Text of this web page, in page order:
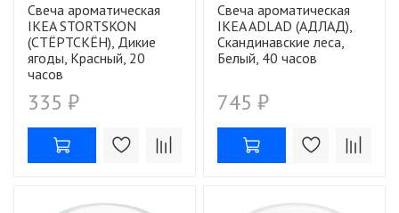
Свеча ароматическая
IKEA STORTSKON
(СТЁРТСКЁН), Дикие
ягоды, Красный, 20
часов
335 ₽
Свеча ароматическая
IKEA ADLAD (АДЛАД),
Скандинавские леса,
Белый, 40 часов
745 ₽